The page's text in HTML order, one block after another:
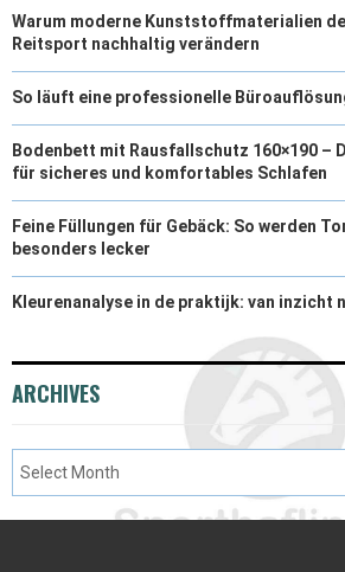
Warum moderne Kunststoffmaterialien
Reitsport nachhaltig verändern
So läuft eine professionelle
Bodenbett mit Rausfallschutz 160×190 –
für sicheres und komfortables Schlafen
Feine Füllungen für Gebäck: So werden
besonders lecker
Kleurenanalyse in de praktijk: van
ARCHIVES